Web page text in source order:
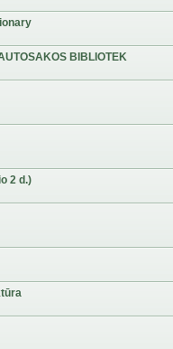
BIBLIOTEK
2 d.)